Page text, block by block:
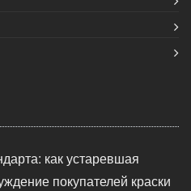
как устаревшая
покупателей краски